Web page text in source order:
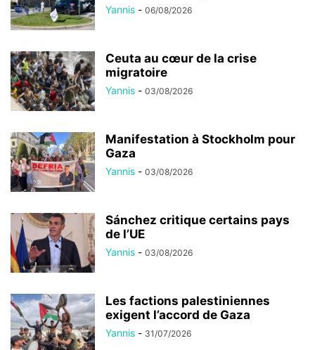
Yannis - 06/08/2026
Ceuta au cœur de la crise
migratoire
Yannis - 03/08/2026
Manifestation à Stockholm pour
Gaza
Yannis - 03/08/2026
Sánchez critique certains pays
de l’UE
Yannis - 03/08/2026
Les factions palestiniennes
exigent l’accord de Gaza
Yannis - 31/07/2026